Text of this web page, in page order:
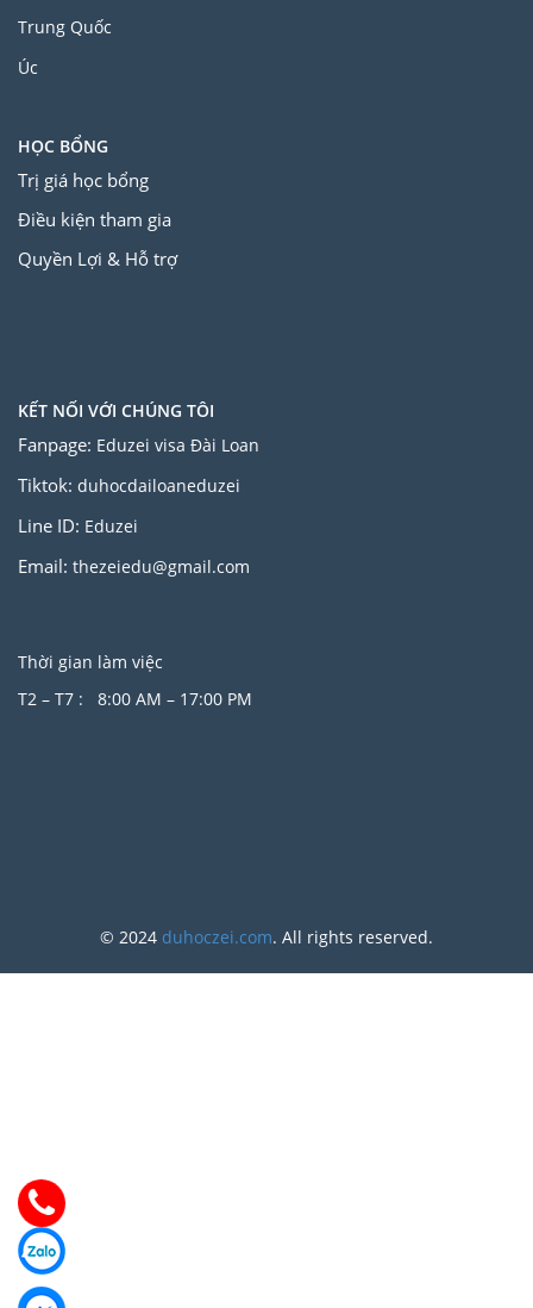
Trung Quốc
Úc
HỌC BỔNG
Trị giá học bổng
Điều kiện tham gia
Quyền Lợi & Hỗ trợ
KẾT NỐI VỚI CHÚNG TÔI
Fanpage: Eduzei visa Đài Loan
Tiktok: duhocdailoaneduzei
Line ID: Eduzei
Email: thezeiedu@gmail.com
Thời gian làm việc
T2 – T7 : 8:00 AM – 17:00 PM
© 2024 duhoczei.com. All rights reserved.